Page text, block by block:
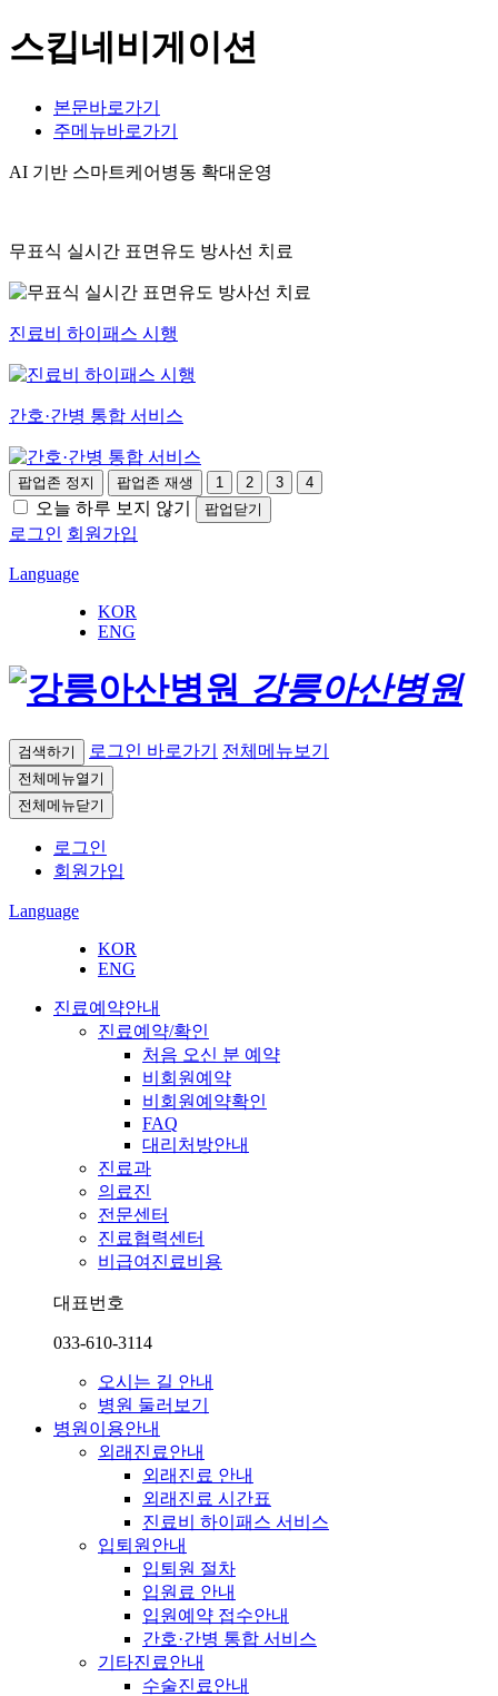
스킵네비게이션
본문바로가기
주메뉴바로가기
AI 기반 스마트케어병동 확대운영
무표식 실시간 표면유도 방사선 치료
진료비 하이패스 시행
간호·간병 통합 서비스
팝업존 정지 팝업존 재생 1 2 3 4
오늘 하루 보지 않기 팝업닫기
로그인 회원가입
Language
KOR
ENG
강릉아산병원
검색하기 로그인 바로가기 전체메뉴보기
전체메뉴열기
전체메뉴닫기
로그인
회원가입
Language
KOR
ENG
진료예약안내
진료예약/확인
처음 오신 분 예약
비회원예약
비회원예약확인
FAQ
대리처방안내
진료과
의료진
전문센터
진료협력센터
비급여진료비용
대표번호
033-610-3114
오시는 길 안내
병원 둘러보기
병원이용안내
외래진료안내
외래진료 안내
외래진료 시간표
진료비 하이패스 서비스
입퇴원안내
입퇴원 절차
입원료 안내
입원예약 접수안내
간호·간병 통합 서비스
기타진료안내
수술진료안내